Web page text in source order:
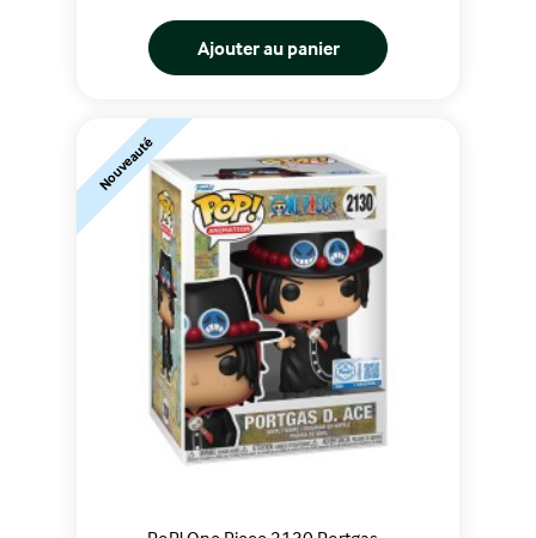
Ajouter au panier
Nouveauté